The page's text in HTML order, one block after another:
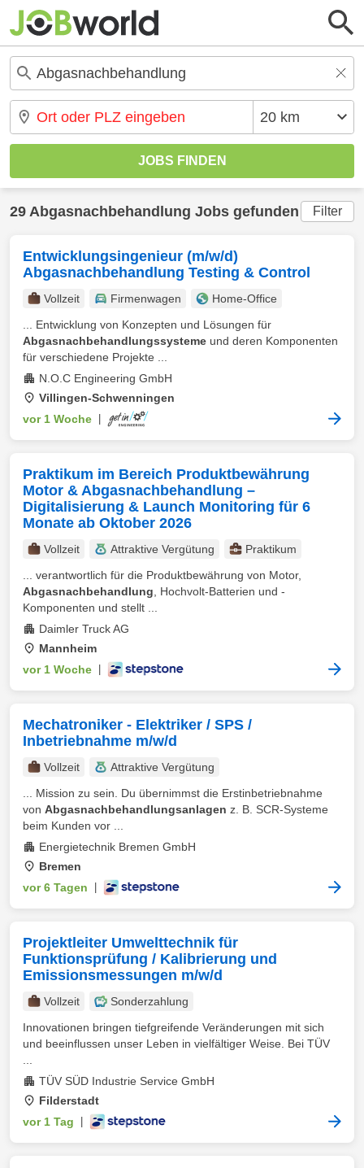
29 Abgasnachbehandlung Jobs gefunden Filter
Entwicklungsingenieur (m/w/d)
Abgasnachbehandlung Testing & Control
Vollzeit Firmenwagen
Home-Office
... Entwicklung von Konzepten und Lösungen für
Abgasnachbehandlungssysteme und deren Komponenten
für verschiedene Projekte ...
N.O.C Engineering GmbH
Villingen-Schwenningen
vor 1 Woche
Praktikum im Bereich Produktbewährung
Motor & Abgasnachbehandlung –
Digitalisierung & Launch Monitoring für 6
Monate ab Oktober 2026
Vollzeit Attraktive Vergütung
Praktikum
... verantwortlich für die Produktbewährung von Motor,
Abgasnachbehandlung , Hochvolt-Batterien und -
Komponenten und stellt ...
Daimler Truck AG
Mannheim
vor 1 Woche
Mechatroniker - Elektriker / SPS /
Inbetriebnahme m/w/d
Vollzeit
Attraktive Vergütung
... Mission zu sein. Du übernimmst die Erstinbetriebnahme
von Abgasnachbehandlungsanlagen z. B. SCR-Systeme
beim Kunden vor ...
Energietechnik Bremen GmbH
Bremen
vor 6 Tagen
Projektleiter Umwelttechnik für
Funktionsprüfung / Kalibrierung und
Emissionsmessungen m/w/d
Vollzeit
Sonderzahlung
Innovationen bringen tiefgreifende Veränderungen mit sich
und beeinflussen unser Leben in vielfältiger Weise. Bei TÜV
TÜV SÜD Industrie Service GmbH
Filderstadt
vor 1 Tag